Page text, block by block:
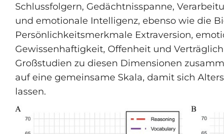
Schlussfolgern, Gedächtnisspanne,
und emotionale Intelligenz, ebenso wie die
Persönlichkeitsmerkmale Extraversion,
Gewissenhaftigkeit, Offenheit und
Großstudien zu diesen Dimensionen
auf eine gemeinsame Skala, damit sich
lassen.